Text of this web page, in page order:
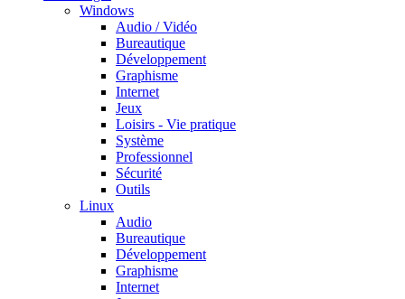
Windows
Audio / Vidéo
Bureautique
Développement
Graphisme
Internet
Jeux
Loisirs - Vie pratique
Système
Professionnel
Sécurité
Outils
Linux
Audio
Bureautique
Développement
Graphisme
Internet